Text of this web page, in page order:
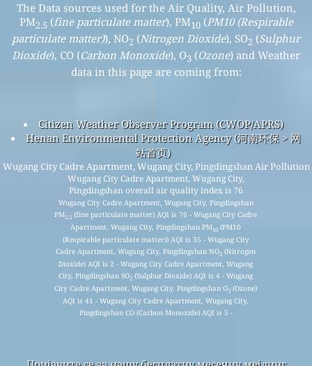
The Data sources used for the Air Quality, Air Pollution,
PM2.5 (fine particulate matter), PM10(PM10 (Respirable
particulate matter)), NO2 (Nitrogen Dioxide), SO2 (Sulphur
Dioxide), CO (Carbon Monoxide), O3 (Ozone) and Weather
data in this page are coming from:
Citizen Weather Observer Program (CWOP/APRS)
Henan Environmental Protection Agency (河南环保 > 网
站首页)
Wugang City Cadre Apartment, Wugang City, Pingdingshan Air Pollution
Wugang City Cadre Apartment, Wugang City,
Pingdingshan overall air quality index is 76
Wugang City Cadre Apartment, Wugang City, Pingdingshan
PM2.5 (fine particulate matter) AQI is 76 - Wugang City Cadre
Apartment, Wugang City, Pingdingshan PM10 (PM10
(Respirable particulate matter)) AQI is 35 - Wugang City
Cadre Apartment, Wugang City, Pingdingshan NO2 (Nitrogen
Dioxide) AQI is 2 - Wugang City Cadre Apartment, Wugang
City, Pingdingshan SO2 (Sulphur Dioxide) AQI is 4 - Wugang
City Cadre Apartment, Wugang City, Pingdingshan O3 (Ozone)
AQI is 41 - Wugang City Cadre Apartment, Wugang City,
Pingdingshan CO (Carbon Monoxide) AQI is 5 -